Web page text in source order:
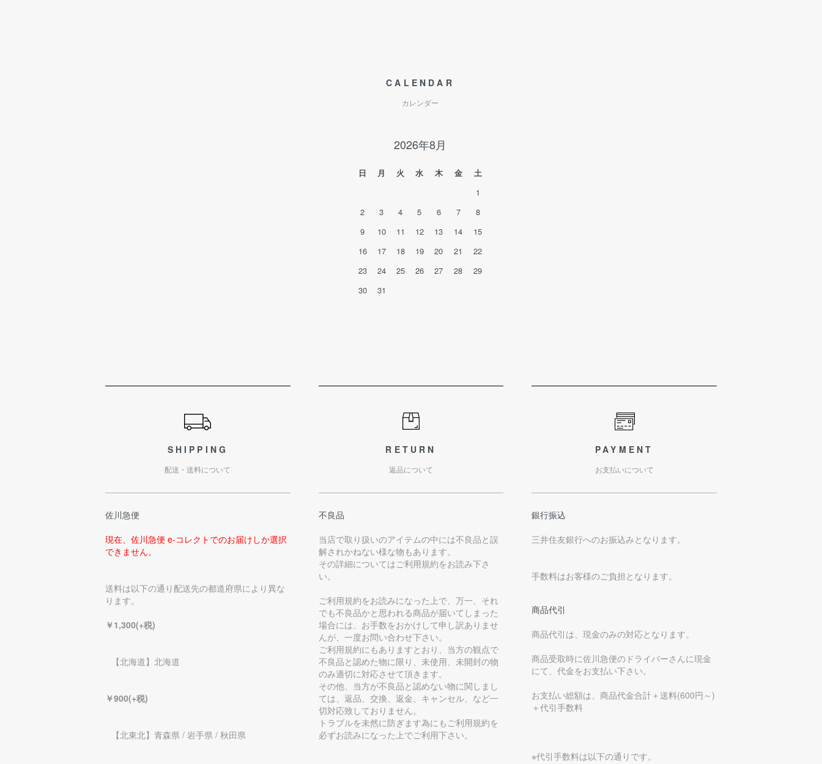
CALENDAR
カレンダー
2026年8月
日 月 火 水 木 金
土
1
2
3 4 5 6 7
8
9
10 11 12 13 14
15
16
17 18 19 20 21
22
23
24 25 26 27 28
29
30
31
SHIPPING
配送・送料について
佐川急便
現在、佐川急便 e-コレクトでのお届けしか選択
できません。
送料は以下の通り配送先の都道府県により異な
ります。
￥1,300(+税)
【北海道】北海道
￥900(+税)
【北東北】青森県 / 岩手県 / 秋田県
RETURN
返品について
不良品
当店で取り扱いのアイテムの中には不良品と誤
解されかねない様な物もあります。
その詳細についてはご利用規約をお読み下さ
い。
ご利用規約をお読みになった上で、万一、それ
でも不良品かと思われる商品が届いてしまった
場合には、お手数をおかけして申し訳ありませ
んが、一度お問い合わせ下さい。
ご利用規約にもありますとおり、当方の観点で
不良品と認めた物に限り、未使用、未開封の物
のみ適切に対応させて頂きます。
その他、当方が不良品と認めない物に関しまし
ては、返品、交換、返金、キャンセル、など一
切対応致しておりません。
トラブルを未然に防ぎます為にもご利用規約を
必ずお読みになった上でご利用下さい。
PAYMENT
お支払いについて
銀行振込
三井住友銀行へのお振込みとなります。
手数料はお客様のご負担となります。
商品代引
商品代引は、現金のみの対応となります。
商品受取時に佐川急便のドライバーさんに現金
にて、代金をお支払い下さい。
お支払い総額は、商品代金合計＋送料(600円～)
＋代引手数料
※代引手数料は以下の通りです。